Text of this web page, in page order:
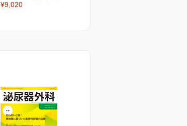
¥9,020